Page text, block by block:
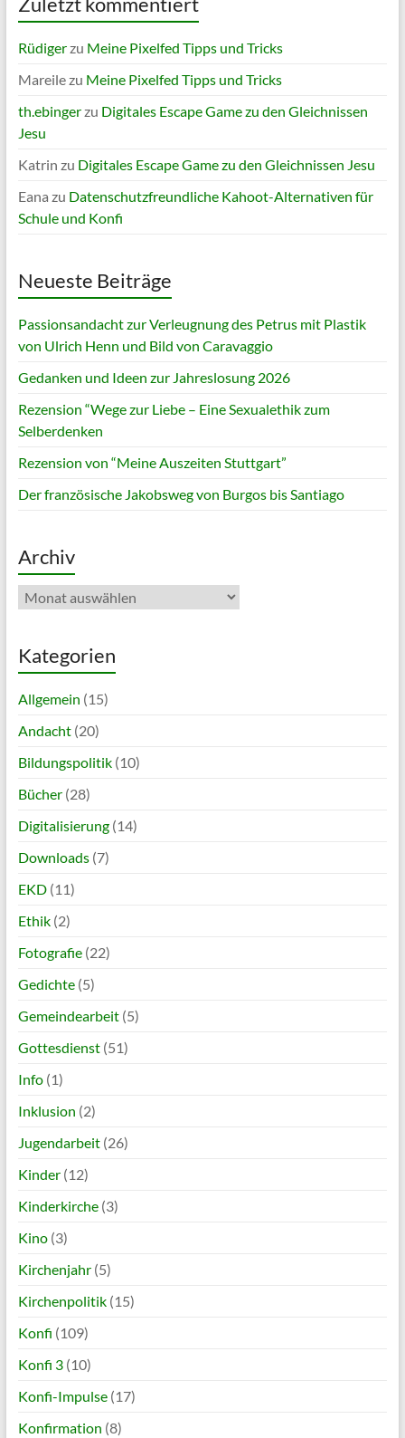
Rüdigerzu Meine Pixelfed Tipps und Tricks
Mareilezu Meine Pixelfed Tipps und Tricks
th.ebingerzu Digitales Escape Game zu den Gleichnissen
Jesu
Katrin zu Digitales Escape Game zu den Gleichnissen Jesu
Eana zu Datenschutzfreundliche Kahoot-Alternativen für
Schule und Konfi
Neueste Beiträge
Passionsandacht zur Verleugnung des Petrus mit Plastik
von Ulrich Henn und Bild von Caravaggio
Gedanken und Ideen zur Jahreslosung 2026
Rezension “Wege zur Liebe – Eine Sexualethik zum
Selberdenken
Rezension von “Meine Auszeiten Stuttgart”
Der französische Jakobsweg von Burgos bis Santiago
Archiv
Archiv
Kategorien
Allgemein (15)
Andacht(20)
Bildungspolitik(10)
Bücher(28)
Digitalisierung(14)
Downloads(7)
EKD(11)
Ethik(2)
Fotografie(22)
Gedichte(5)
Gemeindearbeit(5)
Gottesdienst(51)
Info(1)
Inklusion (2)
Jugendarbeit(26)
Kinder(12)
Kinderkirche(3)
Kino(3)
Kirchenjahr(5)
Kirchenpolitik(15)
Konfi (109)
Konfi 3(10)
Konfi-Impulse(17)
Konfirmation (8)